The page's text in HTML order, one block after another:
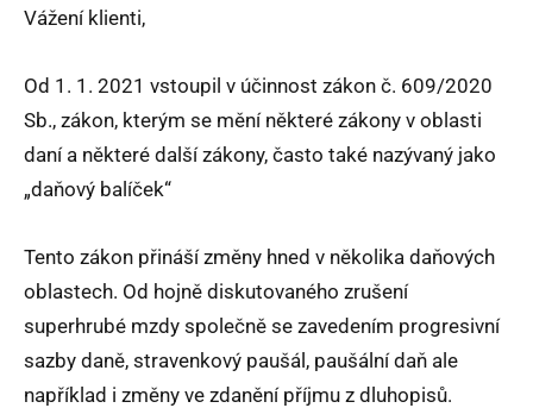
Vážení klienti,
Od 1. 1. 2021 vstoupil v účinnost zákon č. 609/2020
Sb., zákon, kterým se mění některé zákony v oblasti
daní a některé další zákony, často také nazývaný jako
„daňový balíček“
Tento zákon přináší změny hned v několika daňových
oblastech. Od hojně diskutovaného zrušení
superhrubé mzdy společně se zavedením progresivní
sazby daně, stravenkový paušál, paušální daň ale
například i změny ve zdanění příjmu z dluhopisů.